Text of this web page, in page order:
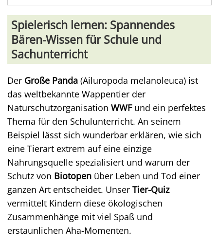
Spielerisch lernen: Spannendes
Bären-Wissen für Schule und
Sachunterricht
Der Große Panda (Ailuropoda melanoleuca) ist
das weltbekannte Wappentier der
Naturschutzorganisation WWFund ein perfektes
Thema für den Schulunterricht. An seinem
Beispiel lässt sich wunderbar erklären, wie sich
eine Tierart extrem auf eine einzige
Nahrungsquelle spezialisiert und warum der
Schutz von Biotopen über Leben und Tod einer
ganzen Art entscheidet. Unser Tier-Quiz
vermittelt Kindern diese ökologischen
Zusammenhänge mit viel Spaß und
erstaunlichen Aha-Momenten.